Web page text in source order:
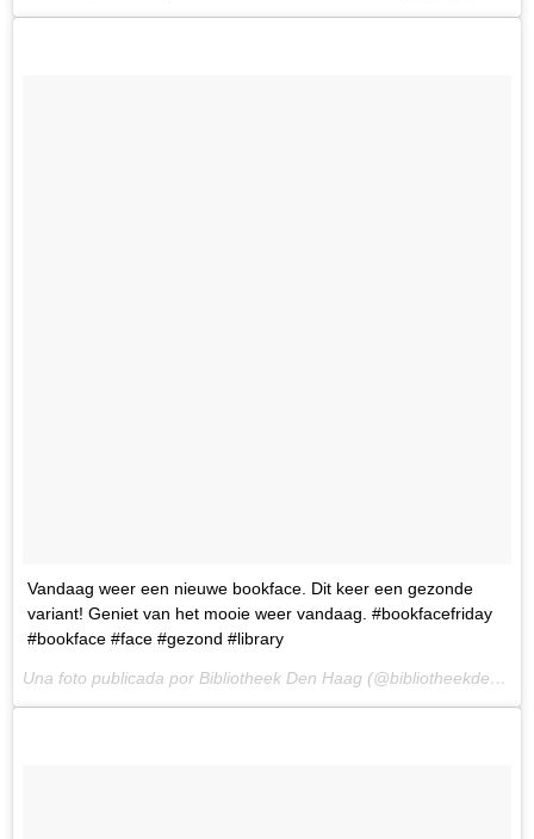
Vandaag weer een nieuwe bookface. Dit keer een gezonde
variant! Geniet van het mooie weer vandaag. #bookfacefriday
#bookface #face #gezond #library
Una foto publicada por Bibliotheek Den Haag (@bibliotheekdenhaag) el